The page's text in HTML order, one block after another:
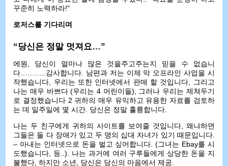
꾸준히 노력하라!"
로저스를 기다리며
“당신은 정말 멋져요…”
에원, 당신이 얼마나 많은 것을주고주는지 믿을 수 없습니
다………..감사합니다. 남편과 저는 이제 막 오프라인 사업을 시
작했습니다, 우리는 또한 인터넷에서 판매 할 것입니다, 그리고
나는 매우 바쁘다 (우리는 4 어린이들), 그러나 우리는 제쳐두기
로 결정했습니다 2 귀하의 매우 유익하고 유용한 자료를 검토하
는 데 일주일에 몇 시간. 당신은 정말 훌륭합니다.
나는 두 친구에게 귀하의 사이트를 보여줄 것입니다, 왜냐하면
그들은 둘 다 장애가 있고 두 명의 십대 자녀가 있기 때문입니다.
– 아내는 인터넷으로 돈을 벌고 싶어합니다. (그녀는 Ebay를 시
도했습니다, 등..). 나는 과거에 여러 구루들에게 상당한 돈을 지
불했다, 하지만 소년, 당신은 당신의 마음에서 제공.